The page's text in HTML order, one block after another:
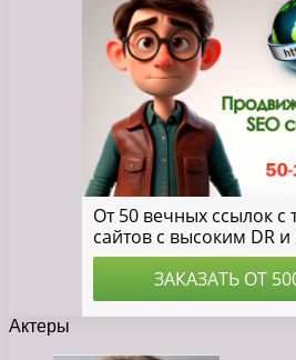
Актеры